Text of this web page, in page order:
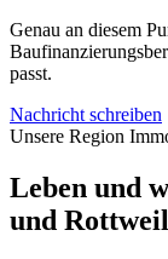
Genau an diesem
passt.
Nachricht schreiben
Unsere Region
Leben und
und Rottweil